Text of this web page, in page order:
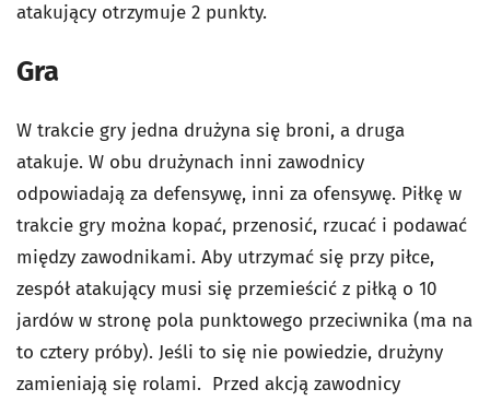
atakujący otrzymuje 2 punkty.
Gra
W trakcie gry jedna drużyna się broni, a druga
atakuje. W obu drużynach inni zawodnicy
odpowiadają za defensywę, inni za ofensywę. Piłkę w
trakcie gry można kopać, przenosić, rzucać i podawać
między zawodnikami. Aby utrzymać się przy piłce,
zespół atakujący musi się przemieścić z piłką o 10
jardów w stronę pola punktowego przeciwnika (ma na
to cztery próby). Jeśli to się nie powiedzie, drużyny
zamieniają się rolami. Przed akcją zawodnicy